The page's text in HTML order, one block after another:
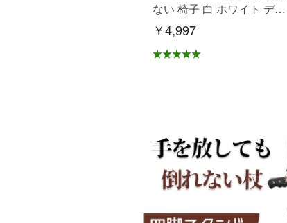
ない 椅子 白 ホワイト デス
クチェア 疲れにくい 学習椅
ェア オフィスチェア パソコ
￥4,997